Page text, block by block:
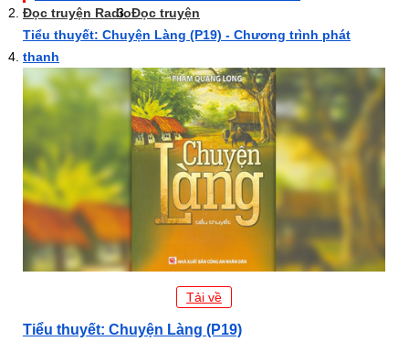
Đọc truyện RadioĐọc truyện
Tiểu thuyết: Chuyện Làng (P19) - Chương trình phát
thanh
Tải về
Tiểu thuyết: Chuyện Làng (P19)